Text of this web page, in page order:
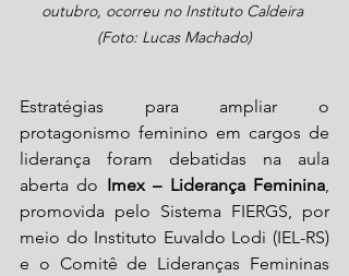
outubro, ocorreu no Instituto Caldeira
(Foto: Lucas Machado)
Estratégias para ampliar o
protagonismo feminino em cargos de
liderança foram debatidas na aula
aberta do Imex – Liderança Feminina,
promovida pelo Sistema FIERGS, por
meio do Instituto Euvaldo Lodi (IEL-RS)
e o Comitê de Lideranças Femininas